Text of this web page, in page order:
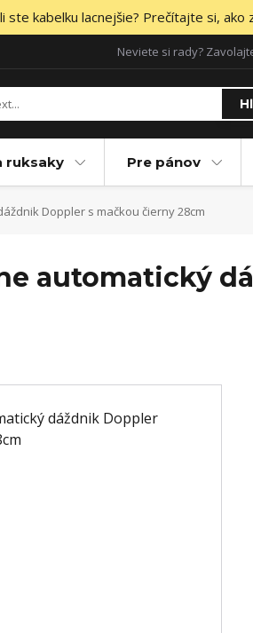
ste kabelku lacnejšie? Prečítajte si, ako
Neviete si rady?
ruksaky Pre pánov
Doppler s mačkou čierny 28cm
automatický